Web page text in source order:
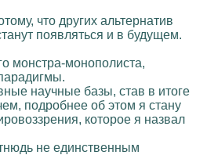
что других альтернатив
появляться и в будущем.
монстра-монополиста,
научные базы, став в итоге
подробнее об этом я стану
которое я назвал
не единственным